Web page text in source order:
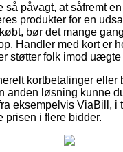
så påvagt, at såfremt
produkter for en
bør det mange
Handler med kort er
støtter folk imod uægte
kortbetalinger eller
anden løsning kunne
eksempelvis ViaBill, i
prisen i flere bidder.